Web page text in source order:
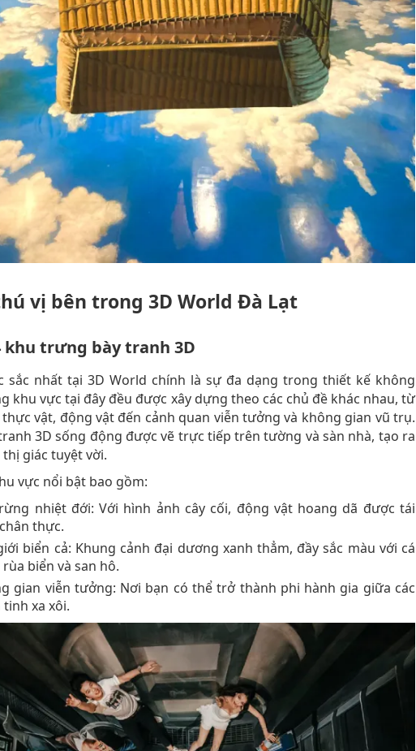
vị bên trong 3D World Đà Lạt
khu trưng bày tranh 3D
sắc nhất tại 3D World chính là sự đa dạng trong thiết kế không
khu vực tại đây đều được xây dựng theo các chủ đề khác nhau, từ
vật, động vật đến cảnh quan viễn tưởng và không gian vũ trụ.
3D sống động được vẽ trực tiếp trên tường và sàn nhà, tạo ra
giác tuyệt vời.
vực nổi bật bao gồm:
nhiệt đới: Với hình ảnh cây cối, động vật hoang dã được tái
thực.
biển cả: Khung cảnh đại dương xanh thẳm, đầy sắc màu với cá
rùa biển và san hô.
gian viễn tưởng: Nơi bạn có thể trở thành phi hành gia giữa các
tinh xa xôi.